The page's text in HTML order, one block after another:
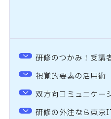
研修のつかみ！受講
視覚的要素の活用術
双方向コミュニケー
研修の外注なら東京